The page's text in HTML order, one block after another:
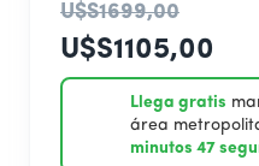
U$S1699,00
U$S1105,00
Llega gratis
área
minutos 46
10. secador